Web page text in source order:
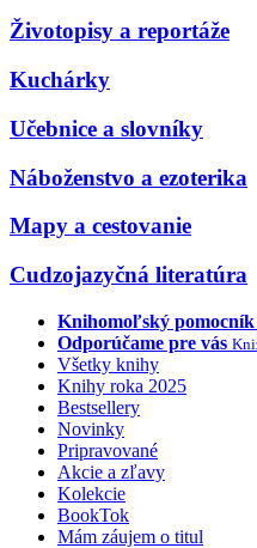
Životopisy a reportáže
Kuchárky
Učebnice a slovníky
Náboženstvo a ezoterika
Mapy a cestovanie
Cudzojazyčná literatúra
Knihomoľský pomocník
Odporúčame pre vás
Všetky knihy
Knihy roka 2025
Bestsellery
Novinky
Pripravované
Akcie a zľavy
Kolekcie
BookTok
Mám záujem o titul